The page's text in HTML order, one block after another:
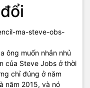
ông muốn nhắn nhủ
của Steve Jobs ở thời
chỉ đúng ở năm
năm 2015, và nó